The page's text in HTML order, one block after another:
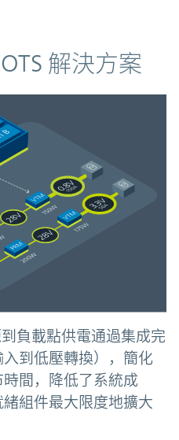
解決方案
負載點供電通過集成完
到低壓轉換），簡化
間，降低了系統成
組件最大限度地擴大